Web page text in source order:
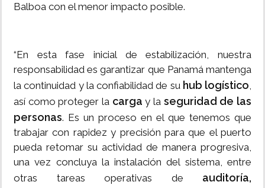
Balboa con el menor impacto posible.
“En esta fase inicial de estabilización, nuestra
responsabilidad es garantizar que Panamá mantenga
la continuidad y la confiabilidad de su hub logístico,
así como proteger la carga y la seguridad de las
personas. Es un proceso en el que tenemos que
trabajar con rapidez y precisión para que el puerto
pueda retomar su actividad de manera progresiva,
una vez concluya la instalación del sistema, entre
otras tareas operativas de auditoría,